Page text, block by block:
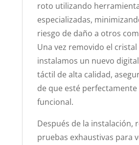
roto utilizando
especializadas,
riesgo de daño a otros
Una vez removido el
instalamos un nuevo
táctil de alta calidad,
de que esté
funcional.
Después de la instalación,
pruebas exhaustivas para